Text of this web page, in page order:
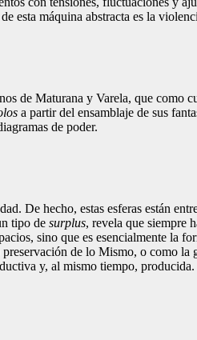
esta máquina abstracta es la
de Maturana y Varela, que como
a partir del ensamblaje de sus
de poder.
De hecho, estas esferas están
tipo desurplus, revela que siempre
sino que es esencialmente la
de lo Mismo, o como la
y, al mismo tiempo, producida.